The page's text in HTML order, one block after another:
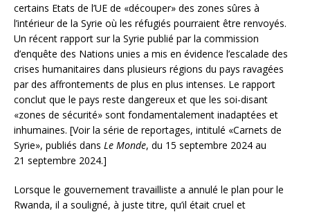
certains Etats de l’UE de «découper» des zones sûres à
l’intérieur de la Syrie où les réfugiés pourraient être renvoyés.
Un récent rapport sur la Syrie publié par la commission
d’enquête des Nations unies a mis en évidence l’escalade des
crises humanitaires dans plusieurs régions du pays ravagées
par des affrontements de plus en plus intenses. Le rapport
conclut que le pays reste dangereux et que les soi-disant
«zones de sécurité» sont fondamentalement inadaptées et
inhumaines. [Voir la série de reportages, intitulé «Carnets de
Syrie», publiés dans Le Monde, du 15 septembre 2024 au
21 septembre 2024.]
Lorsque le gouvernement travailliste a annulé le plan pour le
Rwanda, il a souligné, à juste titre, qu’il était cruel et